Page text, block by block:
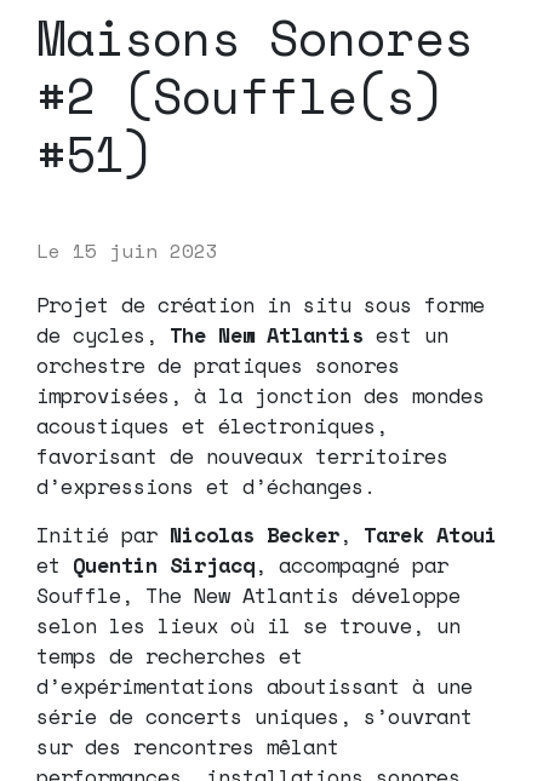
Maisons Sonores
#2 (Souffle(s)
#51)
Le 15 juin 2023
Projet de création in situ sous forme
de cycles, The New Atlantis est un
orchestre de pratiques sonores
improvisées, à la jonction des mondes
acoustiques et électroniques,
favorisant de nouveaux territoires
d’expressions et d’échanges.
Initié par Nicolas Becker, Tarek Atoui
et Quentin Sirjacq, accompagné par
Souffle, The New Atlantis développe
selon les lieux où il se trouve, un
temps de recherches et
d’expérimentations aboutissant à une
série de concerts uniques, s’ouvrant
sur des rencontres mêlant